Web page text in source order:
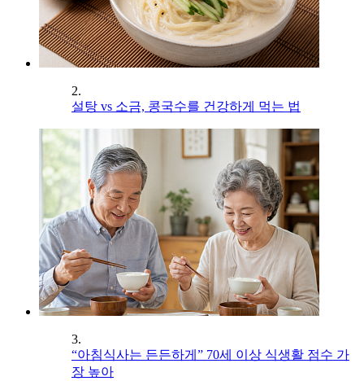
2.
설탕 vs 소금, 콩국수를 건강하게 먹는 법
3.
“아침식사는 든든하게” 70세 이상 식생활 점수 가
장 높아